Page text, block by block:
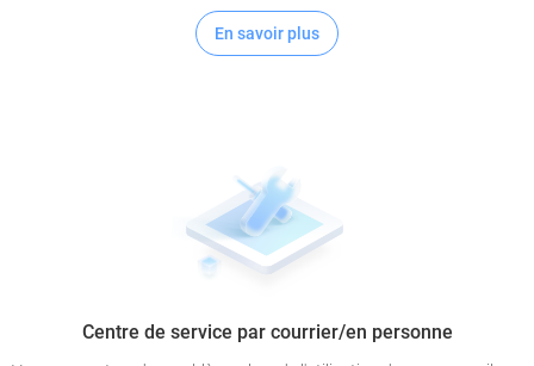
En savoir plus
Centre de service par courrier/en personne